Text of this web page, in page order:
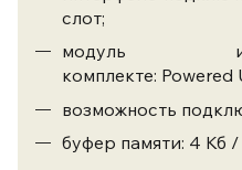
слот;
модуль
комплекте: Powered
возможность
буфер памяти: 4 Кб /